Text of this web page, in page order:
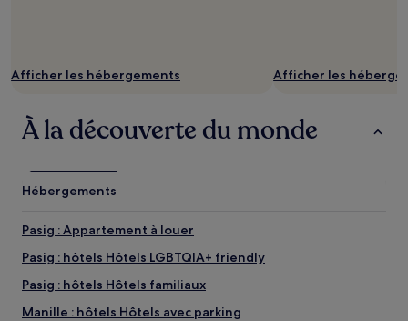
Afficher les hébergements Afficher les
À la découverte du monde
Hébergements
Pasig : Appartement à louer
Pasig : hôtels Hôtels LGBTQIA+ friendly
Pasig : hôtels Hôtels familiaux
Manille : hôtels Hôtels avec parking